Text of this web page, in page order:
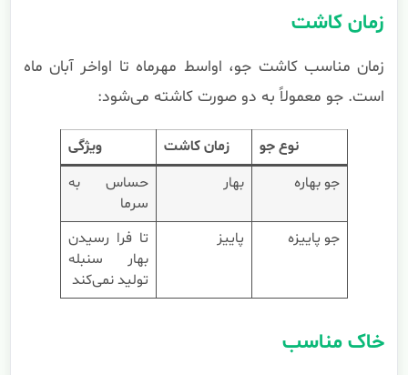
زمان کاشت
زمان مناسب کاشت جو، اواسط مهرماه تا اواخر آبان ماه
است. جو معمولاً به دو صورت کاشته می‌شود:
نوع جو زمان کاشت
ویژگی
جو بهاره
بهار
حساس به
سرما
جو پاییزه
پاییز
تا فرا رسیدن
بهار سنبله
تولید نمی‌کند
خاک مناسب